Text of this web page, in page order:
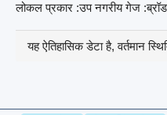
लोकल प्रकार :उप नगरीय गेज
यह ऐतिहासिक डेटा है, वर्तमान